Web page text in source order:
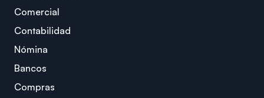
Comercial
Contabilidad
Nómina
Bancos
Compras